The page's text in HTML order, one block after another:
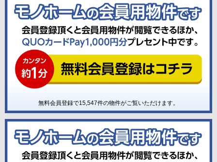
無料会員登録で15,547件の物件がご覧いただけます。